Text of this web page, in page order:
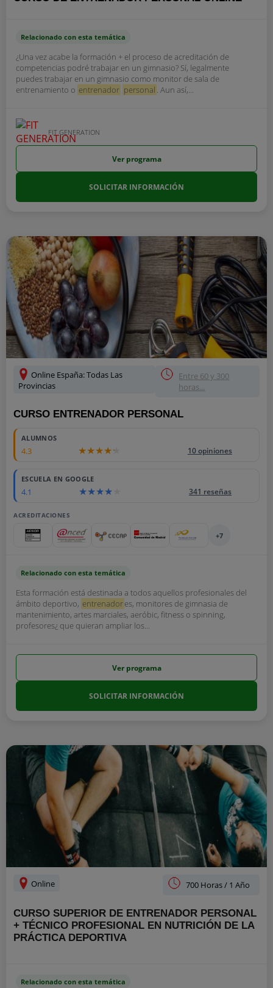
Relacionado con esta temática
¿Una vez acabe la formación + el proceso de acreditación de
competencias podré trabajar en un gimnasio? Sí, legalmente
puedes trabajar en un gimnasio como monitor de sala de
entrenamiento o entrenador personal . Aun así,...
FIT GENERATION
Ver programa
SOLICITAR INFORMACIÓN
Online España: Todas Las
Provincias
Entre 60 y 300
horas...
CURSO ENTRENADOR PERSONAL
ALUMNOS
4.3 10 opiniones
ESCUELA EN GOOGLE
4.1 341 reseñas
ACREDITACIONES
+7
Relacionado con esta temática
Esta formación está destinada a todos aquellos profesionales del
ámbito deportivo, entrenadores, monitores de gimnasia de
mantenimiento, artes marciales, aeróbic, fitness o spinning,
profesores¿ que quieran ampliar los...
Ver programa
SOLICITAR INFORMACIÓN
Online 700 Horas / 1 Año
CURSO SUPERIOR DE ENTRENADOR PERSONAL
+ TÉCNICO PROFESIONAL EN NUTRICIÓN DE LA
PRÁCTICA DEPORTIVA
Relacionado con esta temática